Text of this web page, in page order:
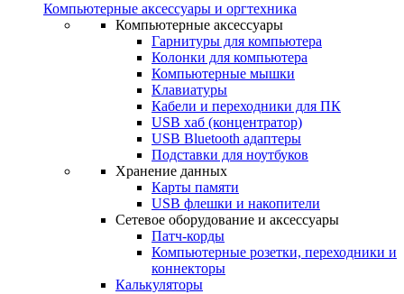
Компьютерные аксессуары и оргтехника
Компьютерные аксессуары
Гарнитуры для компьютера
Колонки для компьютера
Компьютерные мышки
Клавиатуры
Кабели и переходники для ПК
USB хаб (концентратор)
USB Bluetooth адаптеры
Подставки для ноутбуков
Хранение данных
Карты памяти
USB флешки и накопители
Сетевое оборудование и аксессуары
Патч-корды
Компьютерные розетки, переходники и
коннекторы
Калькуляторы